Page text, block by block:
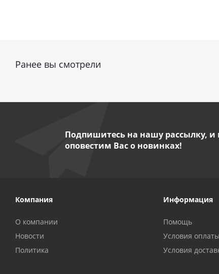
Ранее вы смотрели
Подпишитесь на нашу рассылку,
оповестим Вас о новинках!
Компания
О компании
Новости
Политика
Информация
Помощь
Условия оплаты
Условия